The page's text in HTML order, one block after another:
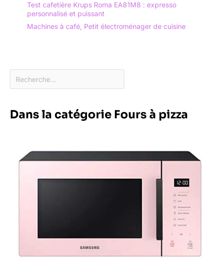
Test cafetière Krups Roma EA81M8 : expresso
personnalisé et puissant
Machines à café Petit électroménager de cuisine
Dans la catégorie Fours à pizza